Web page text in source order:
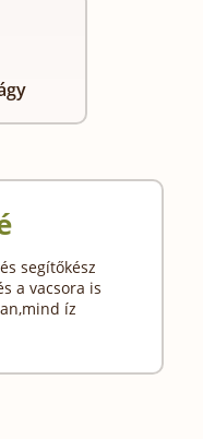
segítőkész
a vacsora is
íz